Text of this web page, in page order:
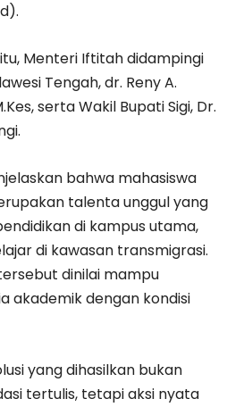
Menteri Iftitah didampingi
Tengah, dr. Reny A.
serta Wakil Bupati Sigi, Dr.
bahwa mahasiswa
talenta unggul yang
di kampus utama,
di kawasan transmigrasi.
dinilai mampu
akademik dengan kondisi
yang dihasilkan bukan
tertulis, tetapi aksi nyata